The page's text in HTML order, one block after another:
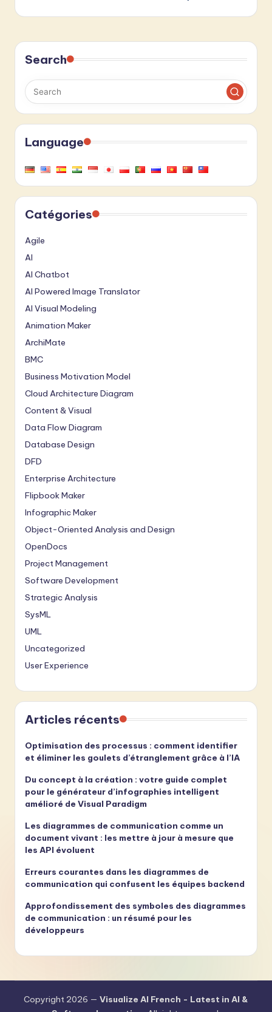
Search
Language
Catégories
Agile
AI
AI Chatbot
AI Powered Image Translator
AI Visual Modeling
Animation Maker
ArchiMate
BMC
Business Motivation Model
Cloud Architecture Diagram
Content & Visual
Data Flow Diagram
Database Design
DFD
Enterprise Architecture
Flipbook Maker
Infographic Maker
Object-Oriented Analysis and Design
OpenDocs
Project Management
Software Development
Strategic Analysis
SysML
UML
Uncategorized
User Experience
Articles récents
Optimisation des processus : comment identifier
et éliminer les goulets d’étranglement grâce à l’IA
Du concept à la création : votre guide complet
pour le générateur d’infographies intelligent
amélioré de Visual Paradigm
Les diagrammes de communication comme un
document vivant : les mettre à jour à mesure que
les API évoluent
Erreurs courantes dans les diagrammes de
communication qui confusent les équipes backend
Approfondissement des symboles des diagrammes
de communication : un résumé pour les
développeurs
Copyright 2026 — Visualize AI French - Latest in AI &